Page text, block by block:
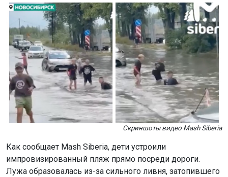
Скриншоты видео Mash Siberia
Как сообщает Mash Siberia, дети устроили
импровизированный пляж прямо посреди дороги.
Лужа образовалась из-за сильного ливня, затопившего